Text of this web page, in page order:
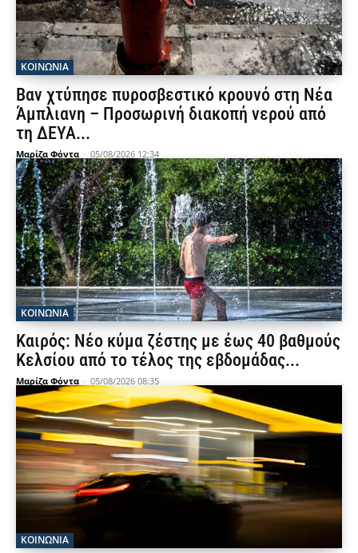
ΚΟΙΝΩΝΙΑ
Βαν χτύπησε πυροσβεστικό κρουνό στη Νέα
Άμπλιανη – Προσωρινή διακοπή νερού από
τη ΔΕΥΑ...
Μαρίζα Φόντα - 05/08/2026 12:34
ΚΟΙΝΩΝΙΑ
Καιρός: Νέο κύμα ζέστης με έως 40 βαθμούς
Κελσίου από το τέλος της εβδομάδας...
Μαρίζα Φόντα - 05/08/2026 08:35
ΚΟΙΝΩΝΙΑ